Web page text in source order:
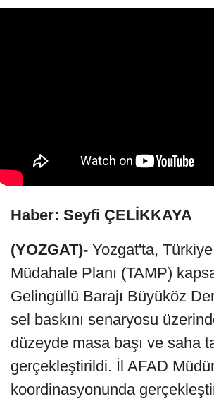
Haber: Seyfi ÇELİKKAYA
(YOZGAT)- Yozgat'ta,
Müdahale Planı (TAMP)
Gelingüllü Barajı Büyüköz
sel baskını senaryosu
düzeyde masa başı ve saha
gerçekleştirildi. İl AFAD
koordinasyonunda